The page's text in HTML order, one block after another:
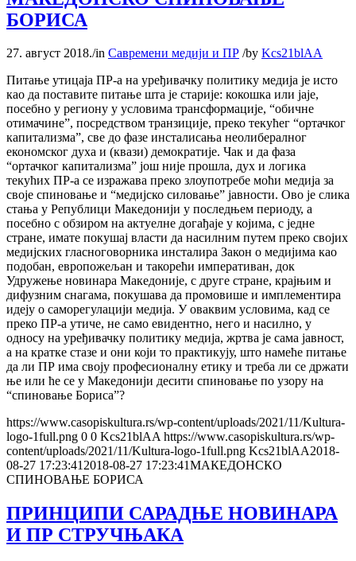
БОРИСА
27. август 2018./in Савремени медији и ПР /by Kcs21blAA
Питање утицаја ПР-а на уређивачку политику медија је исто
као да поставите питање шта је старије: кокошка или јаје,
посебно у региону у условима трансформације, “обичне
отимачине”, посредством транзиције, преко текућег “ортачког
капитализма”, све до фазе инсталисања неолибералног
економског духа и (квази) демократије. Чак и да фаза
“ортачког капитализма” још није прошла, дух и логика
текућих ПР-а се изражава преко злоупотребе моћи медија за
своје спиновање и “медијско силовање” јавности. Ово је слика
стања у Републици Македонији у последњем периоду, а
посебно с обзиром на актуелне догађаје у којима, с једне
стране, имате покушај власти да насилним путем преко својих
медијских гласноговорника инсталира Закон о медијима као
подобан, европожељан и такорећи императиван, док
Удружење новинара Македоније, с друге стране, крајњим и
дифузним снагама, покушава да промовише и имплементира
идеју о саморегулацији медија. У оваквим условима, кад се
преко ПР-а утиче, не само евидентно, него и насилно, у
односу на уређивачку политику медија, жртва је сама јавност,
а на кратке стазе и они који то практикују, што намеће питање
да ли ПР има своју професионалну етику и треба ли се држати
ње или ће се у Македонији десити спиновање по узору на
“спиновање Бориса”?
https://www.casopiskultura.rs/wp-content/uploads/2021/11/Kultura-
logo-1full.png 0 0 Kcs21blAA https://www.casopiskultura.rs/wp-
content/uploads/2021/11/Kultura-logo-1full.png Kcs21blAA2018-
08-27 17:23:412018-08-27 17:23:41МАКЕДОНСКО
СПИНОВАЊЕ БОРИСА
ПРИНЦИПИ САРАДЊЕ НОВИНАРА
И ПР СТРУЧЊАКА